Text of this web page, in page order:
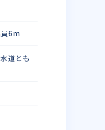
員6m
道とも